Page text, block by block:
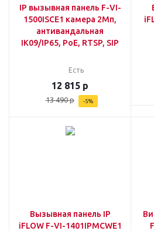
IP вызывная панель F-VI-
1500ISCE1 камера 2Мп,
антивандальная
IK09/IP65, PoE, RTSP, SIP
Есть
12 815 р
13 490р -5%
Вызывная панель IP
iFLOW F-VI-1401IPMCWE1